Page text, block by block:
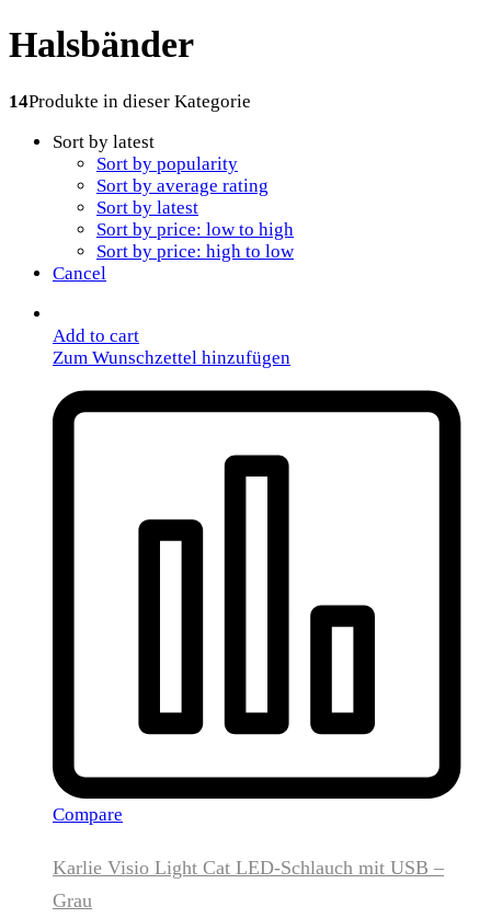
Halsbänder
14Produkte in dieser Kategorie
Sort by latest
Sort by popularity
Sort by average rating
Sort by latest
Sort by price: low to high
Sort by price: high to low
Cancel
Add to cart
Zum Wunschzettel hinzufügen
Compare
Karlie Visio Light Cat LED-Schlauch mit USB –
Grau